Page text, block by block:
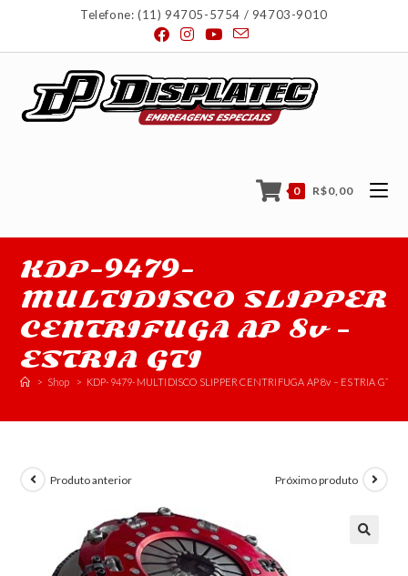
Telefone: (11) 94705-5754 / 94703-9010
0 R$0,00
KDP-9479-
MULTIDISCO SLIPPER
CENTRIFUGA AP 8v –
ESTRIA GTI
> Shop > KDP-9479-MULTIDISCO SLIPPER CENTRIFUGA AP 8v – ESTRIA GTI
Produto anterior Próximo produto